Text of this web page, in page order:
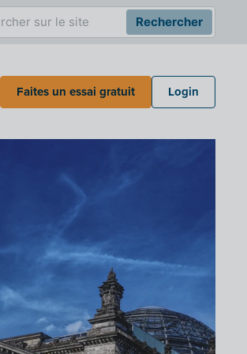
Rechercher
Faites un essai gratuit Login